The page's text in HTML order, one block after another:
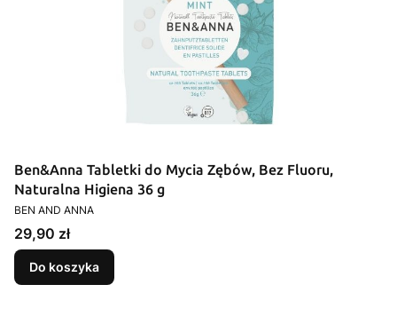
Ben&Anna Tabletki do Mycia Zębów, Bez Fluoru,
Naturalna Higiena 36 g
PRODUCENT
BEN AND ANNA
Cena
29,90 zł
Do koszyka